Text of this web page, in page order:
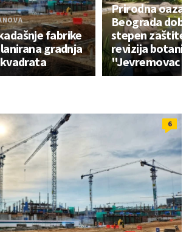
fabrike
gradnja
Prirodna oaza
Beograda
stepen
revizija
"Jevremovac"
6